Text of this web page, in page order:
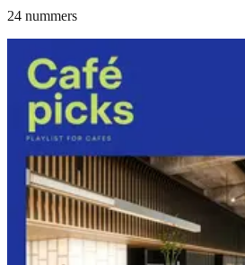
24 nummers